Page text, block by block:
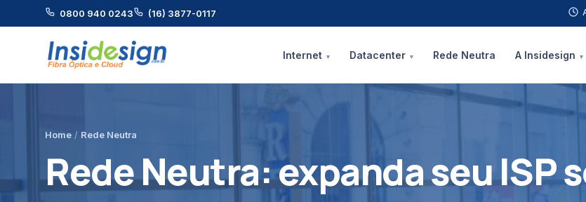
0800 940 0243 (16) 3877-0117
Internet Datacenter Rede Neutra A Insidesign
Home / Rede Neutra
Rede Neutra: expanda seu ISP